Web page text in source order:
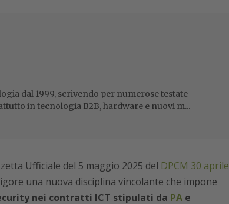
dal 1999, scrivendo per numerose testate
in tecnologia B2B, hardware e nuovi m...
Ufficiale del 5 maggio 2025 del DPCM 30 aprile
una nuova disciplina vincolante che impone
nei contratti ICT stipulati da PAe